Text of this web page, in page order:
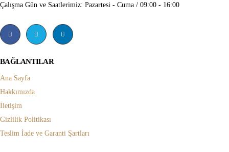
Çalışma Gün ve Saatlerimiz: Pazartesi - Cuma / 09:00 - 16:00
BAĞLANTILAR
Ana Sayfa
Hakkımızda
İletişim
Gizlilik Politikası
Teslim İade ve Garanti Şartları